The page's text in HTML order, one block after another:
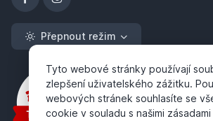
Přepnout režim
Tyto webové stránky používají
zlepšení uživatelského zážitku.
webových stránek souhlasíte se
cookie v souladu s našimi